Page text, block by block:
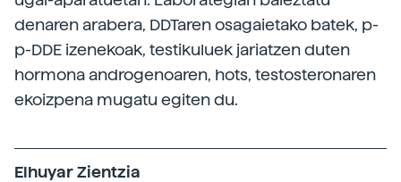
denaren arabera, DDTaren osagaietako batek, p-
p-DDE izenekoak, testikuluek jariatzen duten
hormona androgenoaren, hots, testosteronaren
ekoizpena mugatu egiten du.
Elhuyar Zientzia